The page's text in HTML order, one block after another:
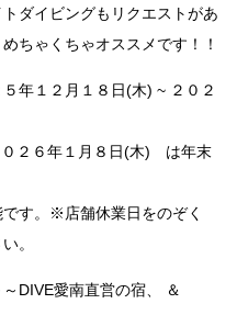
ダイビングもリクエストがあ
ちゃくちゃオススメです！！
年１２月１８日(木) ~ ２０２
２６年１月８日(木) は年末
す。※店舗休業日をのぞく
。
DIVE愛南直営の宿、 ＆